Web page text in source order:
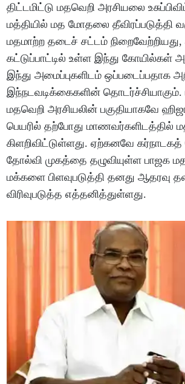
திட்டமிட்டு மதவெறி அரசியலை
மத்தியில் மத மோதலை தீவிரப்படுத்தி
மதமாற்ற தடைச் சட்டம் நிறைவேற்றியது,
கட்டுப்பாட்டில் உள்ள இந்து கோயில்கள்
இந்து அமைப்புகளிடம் ஒப்படைப்பதாக
இந்நடவடிக்கைகளின் தொடர்ச்சியாகும்.
மதவெறி அரசியலின் பகுதியாகவே
பெயரில் தற்போது மாணவர்களிடத்தில்
கிளறிவிட்டுள்ளது. ஏற்கனவே
தோல்வி முகத்தை தழுவியுள்ள பாஜக
மக்களை பிளவுபடுத்தி தனது ஆதரவு
விரிவுபடுத்த எத்தனித்துள்ளது.